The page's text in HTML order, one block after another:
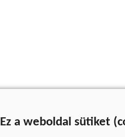
Ez a weboldal sütiket